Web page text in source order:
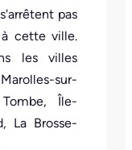
pas
cette ville.
les villes
sur-
Île-
La Brosse-